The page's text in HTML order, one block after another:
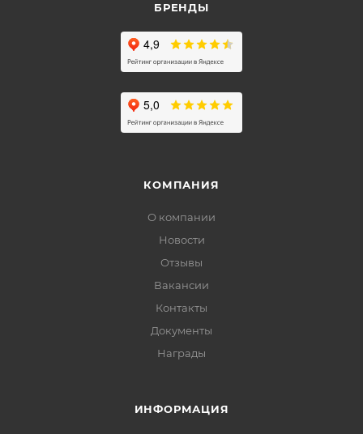
БРЕНДЫ
КОМПАНИЯ
О компании
Новости
Отзывы
Вакансии
Контакты
Документы
Награды
ИНФОРМАЦИЯ